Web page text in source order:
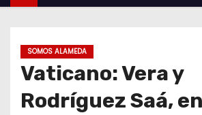
SOMOS ALAMEDA
Vaticano: Vera y
Rodríguez Saá,